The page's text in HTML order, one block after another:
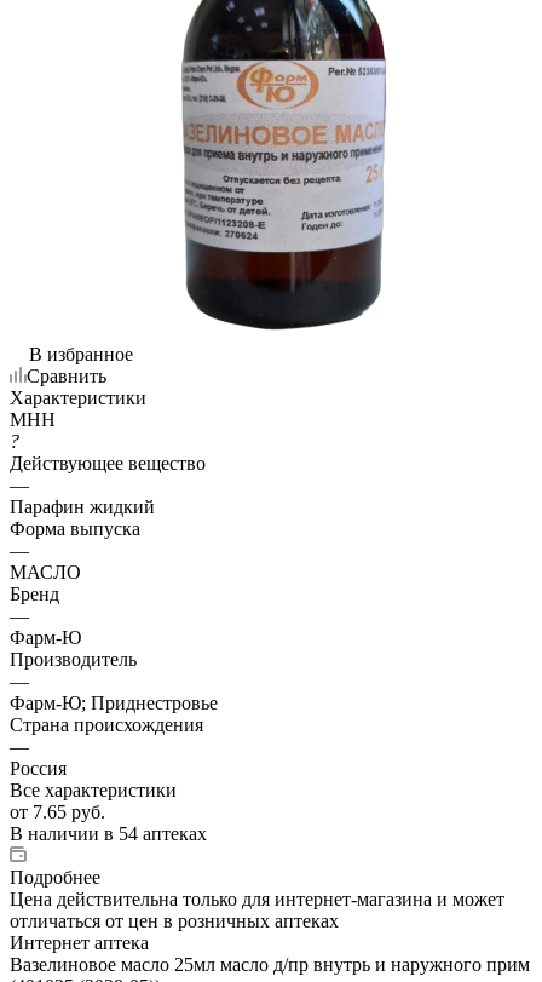
В избранное
Сравнить
Характеристики
МНН
?
Действующее вещество
—
Парафин жидкий
Форма выпуска
—
МАСЛО
Бренд
—
Фарм-Ю
Производитель
—
Фарм-Ю; Приднестровье
Страна происхождения
—
Россия
Все характеристики
от 7.65 руб.
В наличии в 54 аптеках
Подробнее
Цена действительна только для интернет-магазина и может
отличаться от цен в розничных аптеках
Интернет аптека
Вазелиновое масло 25мл масло д/пр внутрь и наружного прим